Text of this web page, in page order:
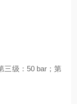
三级：50 bar；第